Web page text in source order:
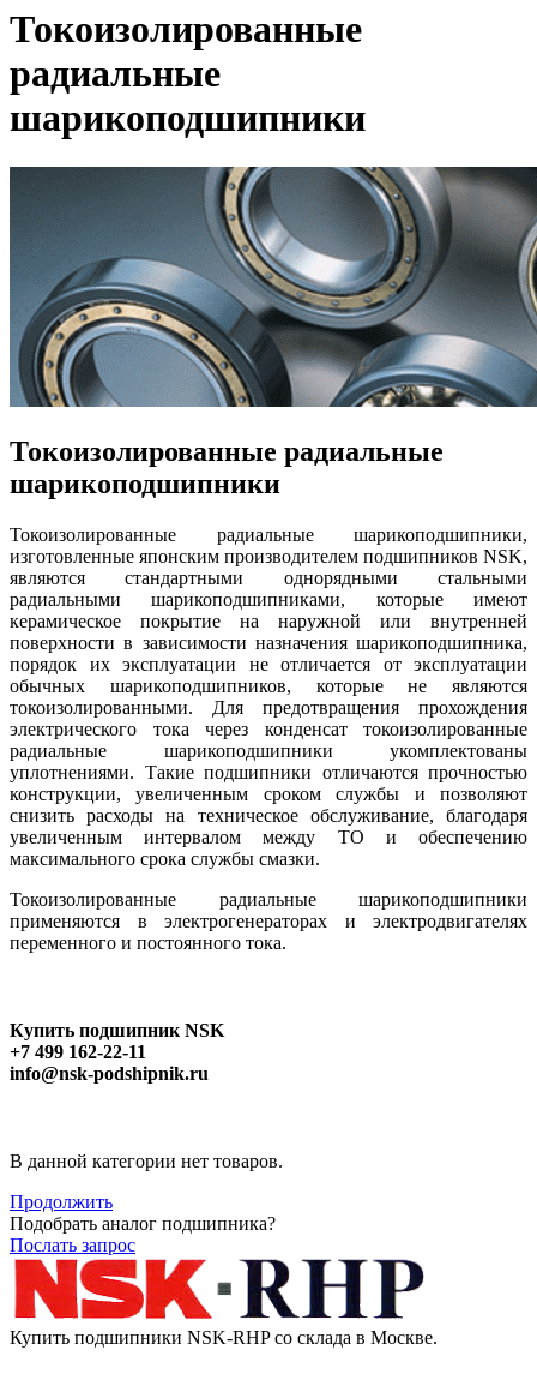
Токоизолированные
радиальные
шарикоподшипники
Токоизолированные радиальные
шарикоподшипники
Токоизолированные радиальные шарикоподшипники,
изготовленные японским производителем подшипников NSK,
являются стандартными однорядными стальными
радиальными шарикоподшипниками, которые имеют
керамическое покрытие на наружной или внутренней
поверхности в зависимости назначения шарикоподшипника,
порядок их эксплуатации не отличается от эксплуатации
обычных шарикоподшипников, которые не являются
токоизолированными. Для предотвращения прохождения
электрического тока через конденсат токоизолированные
радиальные шарикоподшипники укомплектованы
уплотнениями. Такие подшипники отличаются прочностью
конструкции, увеличенным сроком службы и позволяют
снизить расходы на техническое обслуживание, благодаря
увеличенным интервалом между ТО и обеспечению
максимального срока службы смазки.
Токоизолированные радиальные шарикоподшипники
применяются в электрогенераторах и электродвигателях
переменного и постоянного тока.
Купить подшипник NSK
+7 499 162-22-11
info@nsk-podshipnik.ru
В данной категории нет товаров.
Продолжить
Подобрать аналог подшипника?
Послать запрос
Купить подшипники NSK-RHP со склада в Москве.